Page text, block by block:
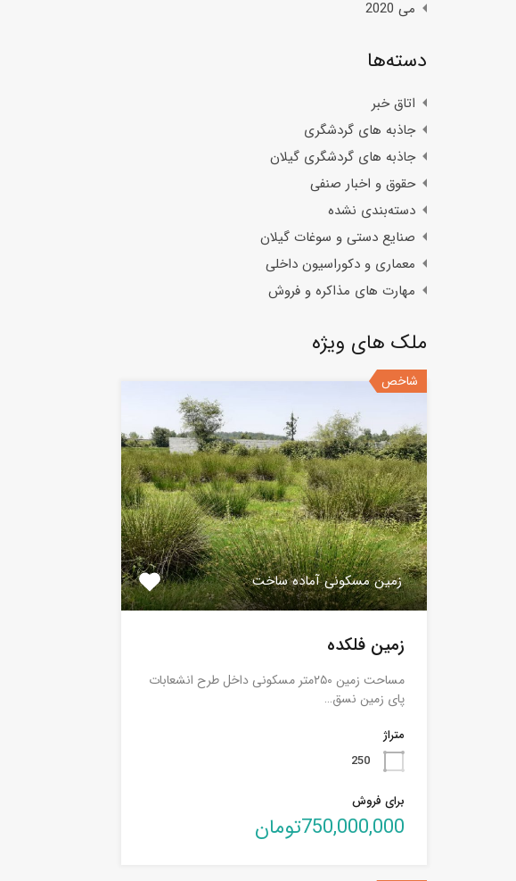
می 2020
دسته‌ها
اتاق خبر
جاذبه های گردشگری
جاذبه های گردشگری گیلان
حقوق و اخبار صنفی
دسته‌بندی نشده
صنایع دستی و سوغات گیلان
معماری و دکوراسیون داخلی
مهارت های مذاکره و فروش
ملک های ویژه
شاخص
زمین مسکونی آماده ساخت
زمین فلکده
مساحت زمین ۲۵۰متر مسکونی داخل طرح انشعابات
پای زمین نسق…
متراژ
250
برای فروش
750,000,000تومان